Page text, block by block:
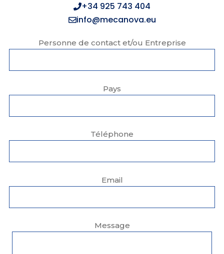
+34 925 743 404
info@mecanova.eu
Personne de contact et/ou Entreprise
Pays
Téléphone
Email
Message